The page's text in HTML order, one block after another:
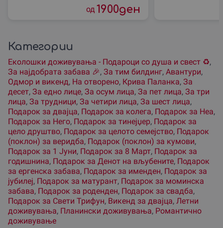
од 1900ден
Категории
Еколошки доживувања - Подароци со душа и свест ♻️,
За наjдобрата забава 🎉, За тим билдинг, Авантури,
Одмор и викенд, На отворено, Крива Паланка, За
десет, За едно лице, За осум лица, За пет лица, За три
лица, За трудници, За четири лица, За шест лица,
Подарок за двајца, Подарок за колега, Подарок за Неа,
Подарок за Него, Подарок за тинејџер, Подарок за
цело друштво, Подарок за целото семејство, Подарок
(поклон) за веридба, Подарок (поклон) за кумови,
Подарок за 1 Јуни, Подарок за 8 Март, Подарок за
годишнина, Подарок за Денот на вљубените, Подарок
за ергенска забава, Подарок за именден, Подарок за
јубилеј, Подарок за матурант, Подарок за моминска
забава, Подарок за роденден, Подарок за свадба,
Подарок за Свети Трифун, Викенд за двајца, Летни
доживувања, Планински доживувања, Романтично
доживување